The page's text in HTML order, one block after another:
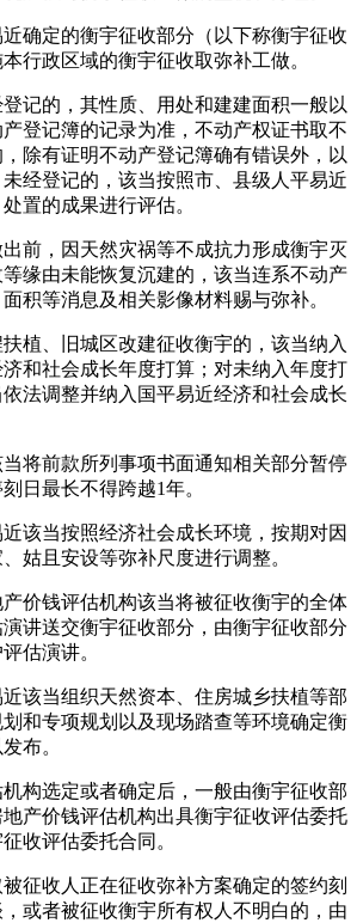
定的衡宇征收部分（以下称衡宇征收
行政区域的衡宇征收取弥补工做。
的，其性质、用处和建建面积一般以
登记簿的记录为准，不动产权证书取不
除有证明不动产登记簿确有错误外，以
经登记的，该当按照市、县级人平易近
置的成果进行评估。
，因天然灾祸等不成抗力形成衡宇灭
缘由未能恢复沉建的，该当连系不动产
积等消息及相关影像材料赐与弥补。
、旧城区改建征收衡宇的，该当纳入
和社会成长年度打算；对未纳入年度打
法调整并纳入国平易近经济和社会成长
前款所列事项书面通知相关部分暂停
日最长不得跨越1年。
当按照经济社会成长环境，按期对因
姑且安设等弥补尺度进行调整。
钱评估机构该当将被征收衡宇的全体
讲送交衡宇征收部分，由衡宇征收部分
估演讲。
当组织天然资本、住房城乡扶植等部
和专项规划以及现场踏查等环境确定衡
布。
选定或者确定后，一般由衡宇征收部
产价钱评估机构出具衡宇征收评估委托
收评估委托合同。
收人正在征收弥补方案确定的签约刻
或者被征收衡宇所有权人不明白的，由